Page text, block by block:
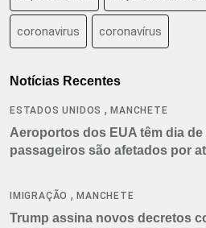
coronavirus coronavírus
Notícias Recentes
ESTADOS UNIDOS ,MANCHETE
Aeroportos dos EUA têm dia
passageiros são afetados por
IMIGRAÇÃO ,MANCHETE
Trump assina novos decretos